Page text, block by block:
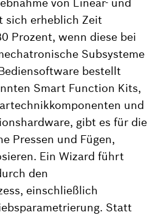
sich erheblich Zeit
Prozent, wenn diese bei
Subsysteme
bestellt
Smart Function Kits,
und
gibt es für die
Pressen und Fügen,
Ein Wizard führt
den
einschließlich
Statt